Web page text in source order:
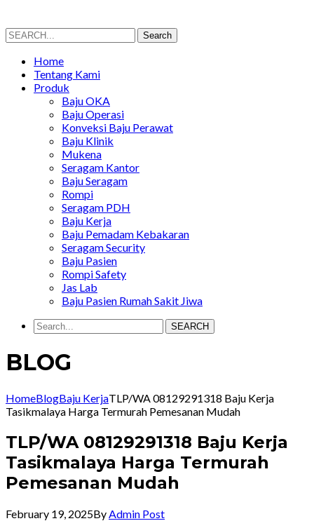
Search
for:
Search
Home
Tentang Kami
Produk
Baju OKA
Baju Operasi
Konveksi Baju Perawat
Baju Klinik
Mukena
Seragam Kantor
Baju Seragam
Rompi
Seragam PDH
Baju Kerja
Baju Pemadam Kebakaran
Seragam Security
Baju Pasien
Rompi Safety
Jas Lab
Baju Pasien Rumah Sakit Jiwa
SEARCH
BLOG
HomeBlogBaju KerjaTLP/WA 08129291318 Baju Kerja
Tasikmalaya Harga Termurah Pemesanan Mudah
TLP/WA 08129291318 Baju Kerja
Tasikmalaya Harga Termurah
Pemesanan Mudah
February 19, 2025By Admin Post